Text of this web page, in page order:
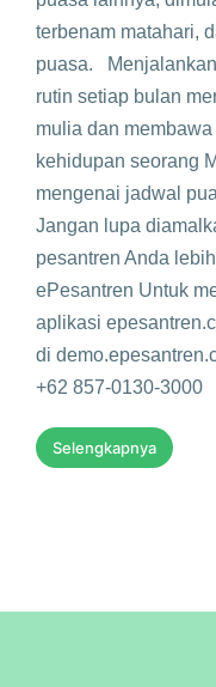
terbenam matahari,
puasa.
rutin setiap bulan
mulia dan
kehidupan seorang
mengenai jadwal
Jangan lupa
pesantren Anda
ePesantren Untuk
aplikasi
di
+62 857-0130-3000
Selengkapnya